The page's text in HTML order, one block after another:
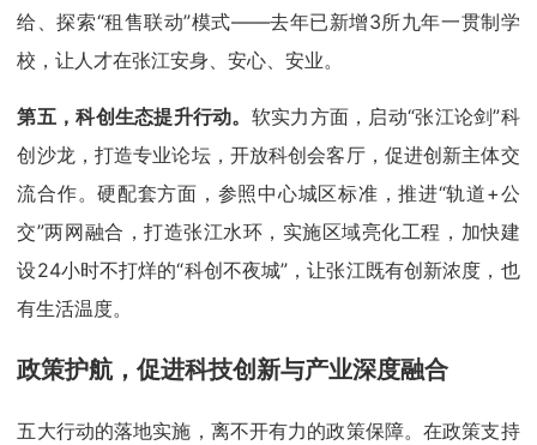
给、探索“租售联动”模式——去年已新增3所九年一贯制学
校，让人才在张江安身、安心、安业。
第五，科创生态提升行动。 软实力方面，启动“张江论剑”科
创沙龙，打造专业论坛，开放科创会客厅，促进创新主体交
流合作。硬配套方面，参照中心城区标准，推进“轨道+公
交”两网融合，打造张江水环，实施区域亮化工程，加快建
设24小时不打烊的“科创不夜城”，让张江既有创新浓度，也
有生活温度。
政策护航，促进科技创新与产业深度融合
五大行动的落地实施，离不开有力的政策保障。在政策支持